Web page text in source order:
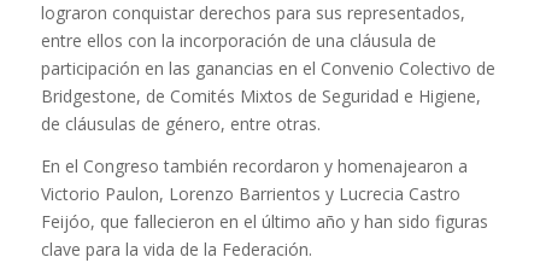
lograron conquistar derechos para sus representados,
entre ellos con la incorporación de una cláusula de
participación en las ganancias en el Convenio Colectivo de
Bridgestone, de Comités Mixtos de Seguridad e Higiene,
de cláusulas de género, entre otras.
En el Congreso también recordaron y homenajearon a
Victorio Paulon, Lorenzo Barrientos y Lucrecia Castro
Feijóo, que fallecieron en el último año y han sido figuras
clave para la vida de la Federación.